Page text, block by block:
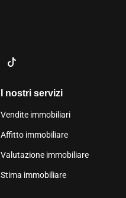
I nostri servizi
Vendite immobiliari
Affitto immobiliare
Valutazione immobiliare
Stima immobiliare